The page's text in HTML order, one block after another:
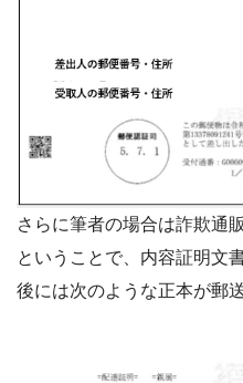
さらに筆者の場合は詐欺通
ということで、内容証明文
後には次のような正本が郵